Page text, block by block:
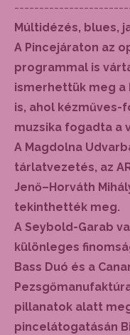
Múltidézés, blues,
A Pincejáraton az
programmal is
ismerhettük meg a
is, ahol kézműves-
muzsika fogadta a
A Magdolna
tárlatvezetés, az
Jenő–Horváth
tekinthették meg.
A Seybold-Garab
különleges
Bass Duó és a
pillanatok alatt
pincelátogatásán